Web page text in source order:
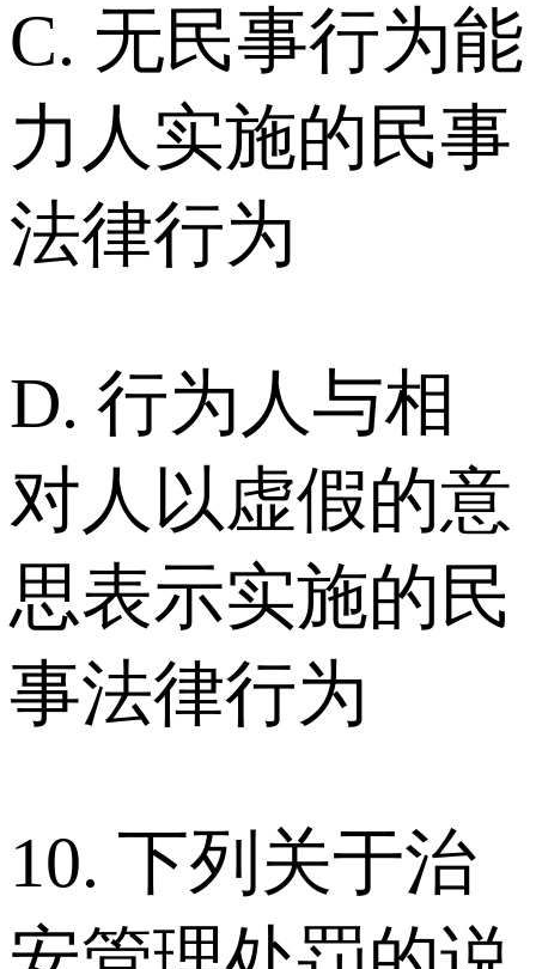
C. 无民事行为能
力人实施的民事
法律行为
D. 行为人与相
对人以虚假的意
思表示实施的民
事法律行为
10. 下列关于治